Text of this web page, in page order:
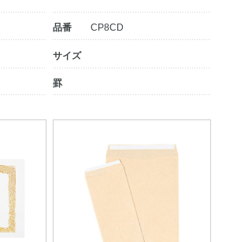
品番 CP8CD
サイズ
罫